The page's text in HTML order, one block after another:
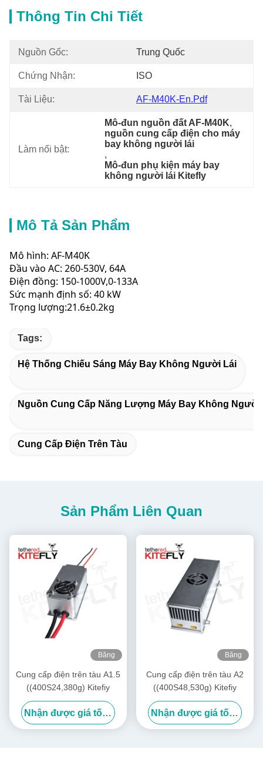
Thông Tin Chi Tiết
Nguồn Gốc: Trung Quốc
Chứng Nhận: ISO
Tài Liệu: AF-M40K-En.pdf
Làm nổi bật:
Mô-đun nguồn đất AF-M40K,
nguồn cung cấp điện cho máy
bay không người lái
,
Mô-đun phụ kiện máy bay
không người lái Kitefly
Mô Tả Sản Phẩm
Mô hình: AF-M40K
Đầu vào AC: 260-530V, 64A
Điện đồng: 150-1000V,0-133A
Sức mạnh định số: 40 kW
Trọng lượng:21.6±0.2kg
Tags:
Hệ Thống Chiếu Sáng Máy Bay Không Người Lái
Nguồn Cung Cấp Năng Lượng Máy Bay Không Người
Cung Cấp Điện Trên Tàu
Sản Phẩm Liên Quan
Băng
Cung cấp điện trên tàu A1.5
((400S24,380g) Kitefiy
Nhận được giá tốt nhất
Băng
Cung cấp điện trên tàu A2
((400S48,530g) Kitefiy
Nhận được giá tốt nhất